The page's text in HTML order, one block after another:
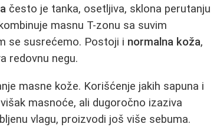
često je tanka, osetljiva, sklona perutanju
kombinuje masnu T-zonu sa suvim
se susrećemo. Postoji i normalna koža,
redovnu negu.
masne kože. Korišćenje jakih sapuna i
masnoće, ali dugoročno izaziva
vlagu, proizvodi još više sebuma.